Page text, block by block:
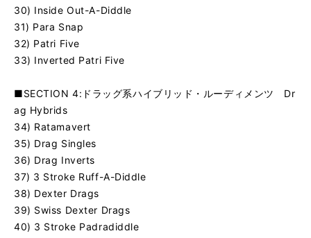
30) Inside Out-A-Diddle
31) Para Snap
32) Patri Five
33) Inverted Patri Five
■SECTION 4:ドラッグ系ハイブリッド・ルーディメンツ Dr
ag Hybrids
34) Ratamavert
35) Drag Singles
36) Drag Inverts
37) 3 Stroke Ruff-A-Diddle
38) Dexter Drags
39) Swiss Dexter Drags
40) 3 Stroke Padradiddle